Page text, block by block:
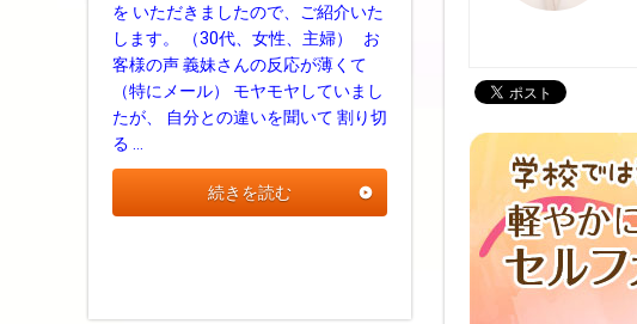
を いただきましたので、ご紹介いた
します。 （30代、女性、主婦） お
客様の声 義妹さんの反応が薄くて
（特にメール） モヤモヤしていまし
たが、 自分との違いを聞いて 割り切
る …
続きを読む